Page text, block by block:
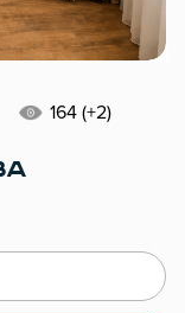
164 (+2)